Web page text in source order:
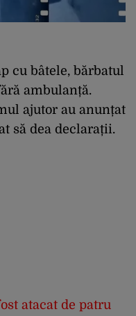
cu bâtele, bărbatul
ambulanță.
ajutor au anunțat
să dea declarații.
atacat de patru